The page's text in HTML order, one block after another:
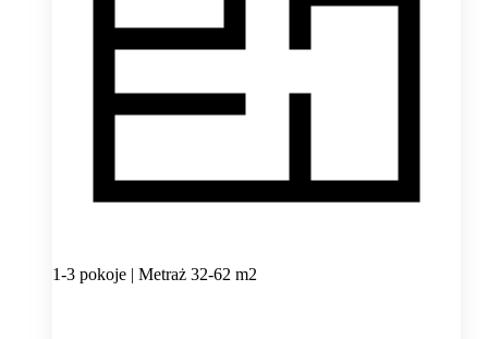
1-3 pokoje | Metraż 32-62 m2